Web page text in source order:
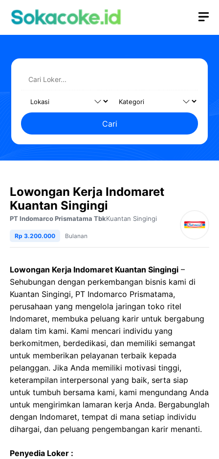
Cari
Lowongan Kerja Indomaret
Kuantan Singingi
PT Indomarco Prismatama TbkKuantan Singingi
Rp 3.200.000 Bulanan
Lowongan Kerja Indomaret Kuantan Singingi –
Sehubungan dengan perkembangan bisnis kami di
Kuantan Singingi, PT Indomarco Prismatama,
perusahaan yang mengelola jaringan toko ritel
Indomaret, membuka peluang karir untuk bergabung
dalam tim kami. Kami mencari individu yang
berkomitmen, berdedikasi, dan memiliki semangat
untuk memberikan pelayanan terbaik kepada
pelanggan. Jika Anda memiliki motivasi tinggi,
keterampilan interpersonal yang baik, serta siap
untuk tumbuh bersama kami, kami mengundang Anda
untuk mengirimkan lamaran kerja Anda. Bergabunglah
dengan Indomaret, tempat di mana setiap individu
dihargai, dan peluang pengembangan karir menanti.
Penyedia Loker :